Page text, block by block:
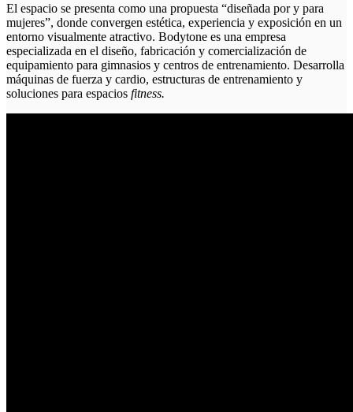
El espacio se presenta como una propuesta “diseñada por y para
mujeres”, donde convergen estética, experiencia y exposición en un
entorno visualmente atractivo. Bodytone es una empresa
especializada en el diseño, fabricación y comercialización de
equipamiento para gimnasios y centros de entrenamiento. Desarrolla
máquinas de fuerza y cardio, estructuras de entrenamiento y
soluciones para espacios fitness.